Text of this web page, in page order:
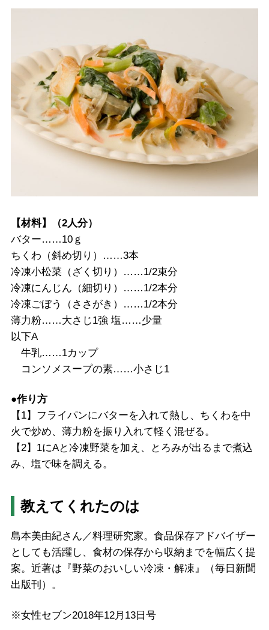
【材料】（2人分）
バター……10ｇ
ちくわ（斜め切り）……3本
冷凍小松菜（ざく切り）……1/2束分
冷凍にんじん（細切り）……1/2本分
冷凍ごぼう（ささがき）……1/2本分
薄力粉……大さじ1強 塩……少量
以下A
牛乳……1カップ
コンソメスープの素……小さじ1
●作り方
【1】フライパンにバターを入れて熱し、ちくわを中
火で炒め、薄力粉を振り入れて軽く混ぜる。
【2】1にAと冷凍野菜を加え、とろみが出るまで煮込
み、塩で味を調える。
教えてくれたのは
島本美由紀さん／料理研究家。食品保存アドバイザー
としても活躍し、食材の保存から収納までを幅広く提
案。近著は『野菜のおいしい冷凍・解凍』（毎日新聞
出版刊）。
※女性セブン2018年12月13日号